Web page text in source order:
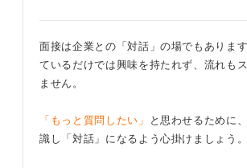
面接は企業との「対話」の場でもありま
ているだけでは興味を持たれず、流れも
ません。
「もっと質問したい」
と思わせるために
識し「対話」になるよう心掛けましょう。